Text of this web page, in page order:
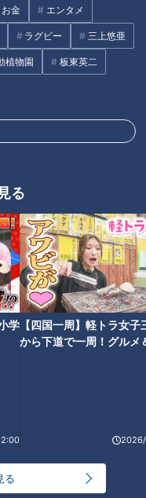
お金 エンタメ
ラグビー 三上悠亜
植物園 板東英二
る
学【四国一周】軽トラ女子
から下道で一周！グルメ
る
愛されフード】
毎日クリスマス気分にな
棚橋弘至